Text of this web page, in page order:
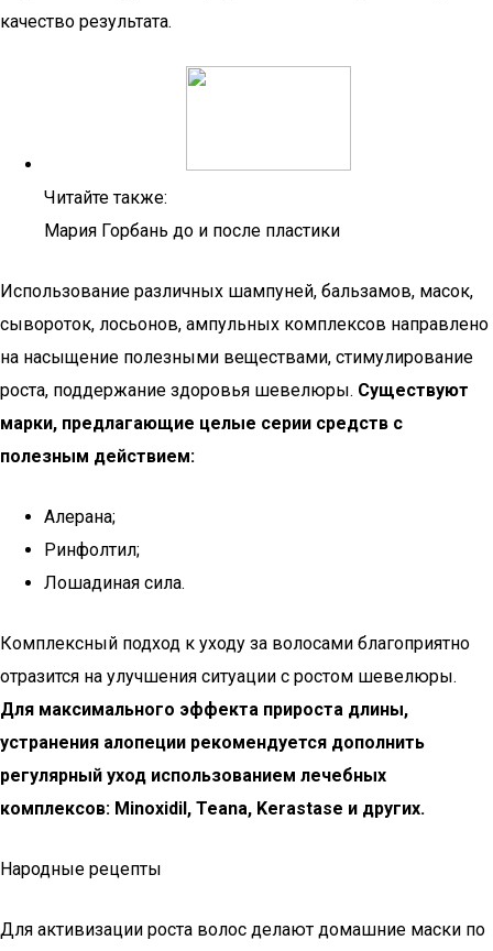
качество результата.
Читайте также:
Мария Горбань до и после пластики
Использование различных шампуней, бальзамов, масок,
сывороток, лосьонов, ампульных комплексов направлено
на насыщение полезными веществами, стимулирование
роста, поддержание здоровья шевелюры. Существуют
марки, предлагающие целые серии средств с
полезным действием:
Алерана;
Ринфолтил;
Лошадиная сила.
Комплексный подход к уходу за волосами благоприятно
отразится на улучшения ситуации с ростом шевелюры.
Для максимального эффекта прироста длины,
устранения алопеции рекомендуется дополнить
регулярный уход использованием лечебных
комплексов: Minoxidil, Teana, Kerastase и других.
Народные рецепты
Для активизации роста волос делают домашние маски по